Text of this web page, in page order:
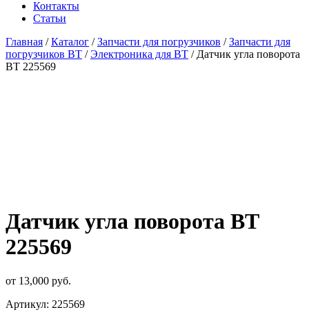
Контакты
Статьи
Главная /Каталог /Запчасти для погрузчиков /Запчасти для
погрузчиков BT /Электроника для BT / Датчик угла поворота
BT 225569
Датчик угла поворота BT
225569
от 13,000 руб.
Артикул: 225569